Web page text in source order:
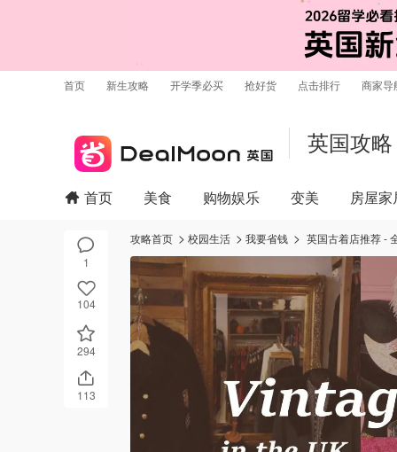
首页 新生攻略 开学季必买 抢好货 点击排行 商家导
英国攻略
1
104
294
113
首页 美食 购物娱乐 变美 房屋家
攻略首页 校园生活 我要省钱 英国古着店推荐 -